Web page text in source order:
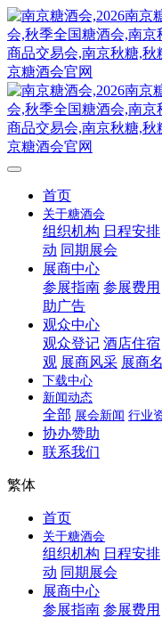
首页
关于糖酒会
组织机构 日程安排
动 同期展会
展商中心
参展指南 参展费用
助广告
观众中心
观众登记 酒店住宿
观 展商风采 展商
下载中心
新闻动态
全部 展会新闻 行业
协办赞助
联系我们
繁体
首页
关于糖酒会
组织机构 日程安排
动 同期展会
展商中心
参展指南 参展费用